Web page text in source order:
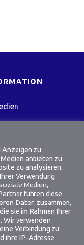
Anzeigen zu
anbieten zu
zu analysieren.
Verwendung
Medien,
führen diese
Daten zusammen,
sie im Rahmen Ihrer
Wir verwenden
Verbindung zu
ihre IP-Adresse